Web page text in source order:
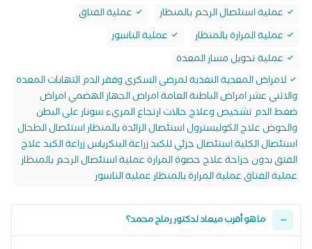
عملية استئصال الرحم بالمنظار
عملية الفتاق
عملية المرارة بالمنظار
عملية الناسور
عملية تحويل مسار المعدة
لامراض المعدية التغذية لمرضى السكري وفقر الدم التهابات المعدة
والاثنى عشر امراض الباطنة العامة امراض الجهاز الهضمي امراض
ضغط الدم تشخيص وعلاج حالات ارتجاع المريء سونار على البطن
والحوض علاج الكوليسترول استئصال الزائدة بالمنظار استئصال الطحال
استئصال الكلية استئصال جزئي للكبد زراعة البنكرياس زراعة الكبد علاج
الفتق بدون جراحة علاج حصوة المرارة عملية استئصال الرحم بالمنظار
عملية الفتاق عملية المرارة بالمنظار عملية الناسور
ما هو أقرب ميعاد لدكتور رماح محمد؟